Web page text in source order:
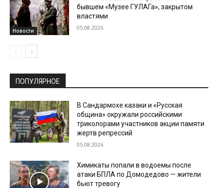
Новости
бывшем «Музее ГУЛАГа», закрытом
властями
05.08.2026
ПОПУЛЯРНОЕ
В Сандармохе казаки и «Русская
община» окружали российскими
триколорами участников акции памяти
жертв репрессий
05.08.2026
Химикаты попали в водоемы после
атаки БПЛА по Домодедово — жители
бьют тревогу